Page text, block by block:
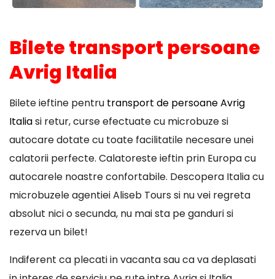
Bilete transport persoane
Avrig Italia
Bilete ieftine pentru transport de persoane Avrig
Italiasi retur, curse efectuate cu microbuze si
autocare dotate cu toate facilitatile necesare unei
calatorii perfecte. Calatoreste ieftin prin Europa cu
autocarele noastre confortabile. Descopera Italia cu
microbuzele agentiei Aliseb Tours si nu vei regreta
absolut nici o secunda, nu mai sta pe ganduri si
rezerva un bilet!
Indiferent ca plecati in vacanta sau ca va deplasati